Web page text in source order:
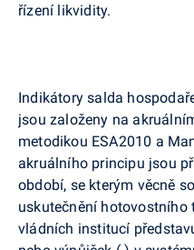
řízení likvidity.
Indikátory salda
jsou založeny na
metodikou ESA2010 a
akruálního principu jsou
období, se kterým věcně
uskutečnění hotovostního
vládních institucí